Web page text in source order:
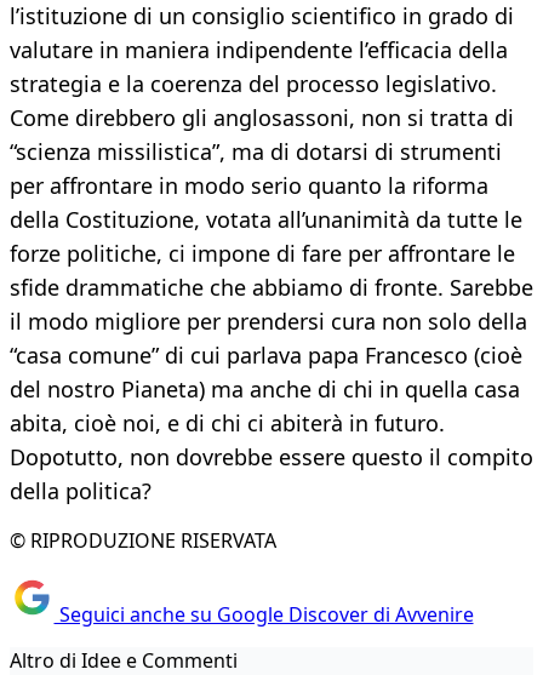
l’istituzione di un consiglio scientifico in grado di
valutare in maniera indipendente l’efficacia della
strategia e la coerenza del processo legislativo.
Come direbbero gli anglosassoni, non si tratta di
“scienza missilistica”, ma di dotarsi di strumenti
per affrontare in modo serio quanto la riforma
della Costituzione, votata all’unanimità da tutte le
forze politiche, ci impone di fare per affrontare le
sfide drammatiche che abbiamo di fronte. Sarebbe
il modo migliore per prendersi cura non solo della
“casa comune” di cui parlava papa Francesco (cioè
del nostro Pianeta) ma anche di chi in quella casa
abita, cioè noi, e di chi ci abiterà in futuro.
Dopotutto, non dovrebbe essere questo il compito
della politica?
© RIPRODUZIONE RISERVATA
Seguici anche su Google Discover di Avvenire
Altro di Idee e Commenti